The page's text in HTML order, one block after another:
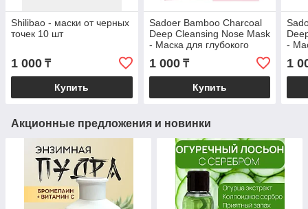
Shilibao - маски от черных
точек 10 шт
1 000 ₸
Купить
Sadoer Bamboo Charcoal
Deep Cleansing Nose Mask
- Маска для глубокого
очищения носа с
бамбуковым углем (для
женщин) 6 шт
1 000₸
Купить
-
1
Акционные предложения и новинки